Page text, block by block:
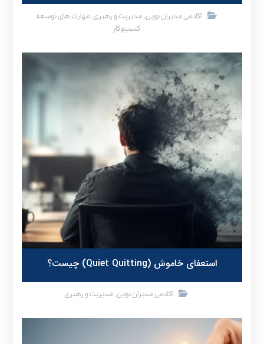
آکادمی مدیران نوین,مدیریت و رهبری,مهارت های توسعه
کسب‌وکار
استعفای خاموش (Quiet Quitting) چیست؟
آکادمی مدیران نوین, مدیریت و رهبری